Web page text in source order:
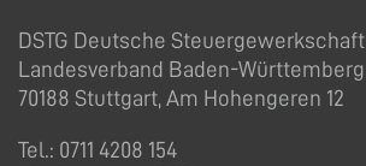
DSTG Deutsche Steuergewerkschaft
Landesverband Baden-Württemberg
70188 Stuttgart, Am Hohengeren 12
Tel.: 0711 4208 154